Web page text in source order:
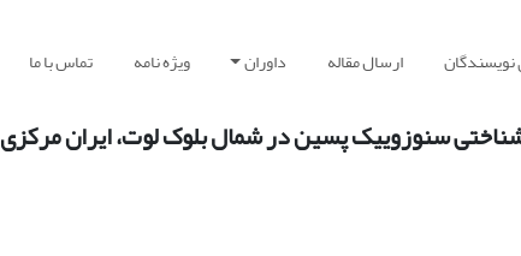
نویسندگان ارسال مقاله داوران ویژه نامه تماس با ما
سنوزوییک پسین در شمال بلوک لوت، ایران مرکزی